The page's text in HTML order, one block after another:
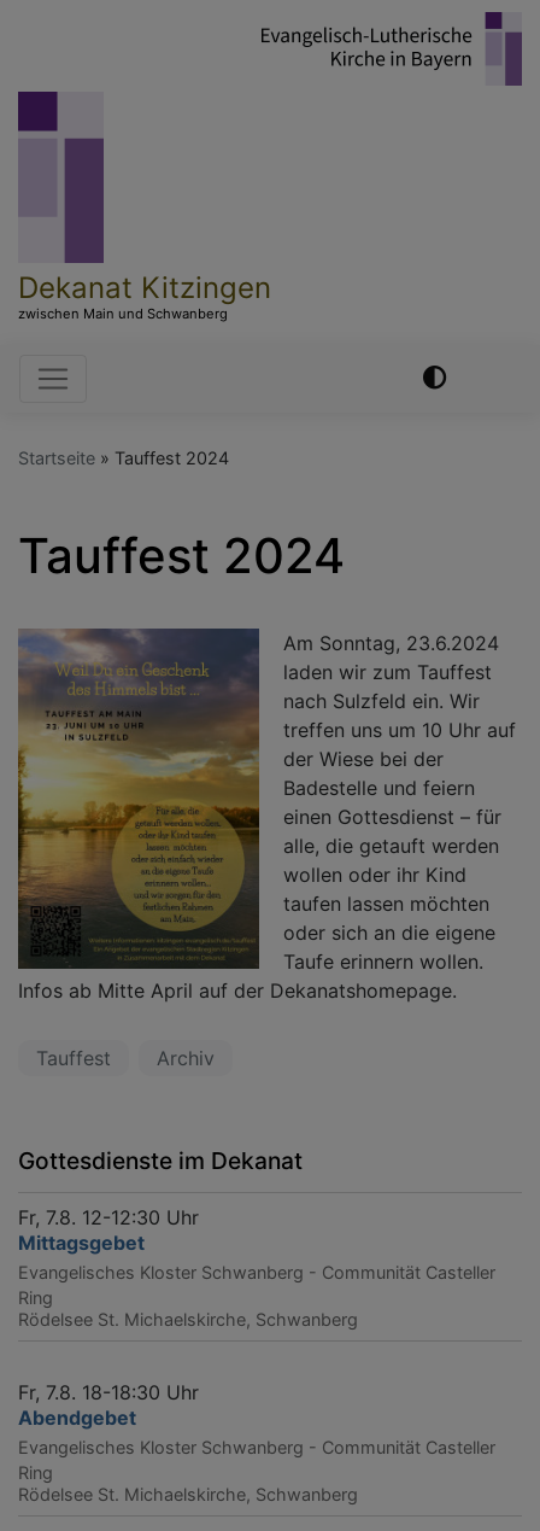
Dekanat Kitzingen
zwischen Main und Schwanberg
Hauptnavigation
Startseite Tauffest 2024
Tauffest 2024
Am Sonntag, 23.6.2024
laden wir zum Tauffest
nach Sulzfeld ein. Wir
treffen uns um 10 Uhr auf
der Wiese bei der
Badestelle und feiern
einen Gottesdienst – für
alle, die getauft werden
wollen oder ihr Kind
taufen lassen möchten
oder sich an die eigene
Taufe erinnern wollen.
Infos ab Mitte April auf der Dekanatshomepage.
Tauffest Archiv
Gottesdienste im Dekanat
Fr, 7.8. 12-12:30 Uhr
Mittagsgebet
Evangelisches Kloster Schwanberg - Communität Casteller
Ring
Rödelsee St. Michaelskirche, Schwanberg
Fr, 7.8. 18-18:30 Uhr
Abendgebet
Evangelisches Kloster Schwanberg - Communität Casteller
Ring
Rödelsee St. Michaelskirche, Schwanberg